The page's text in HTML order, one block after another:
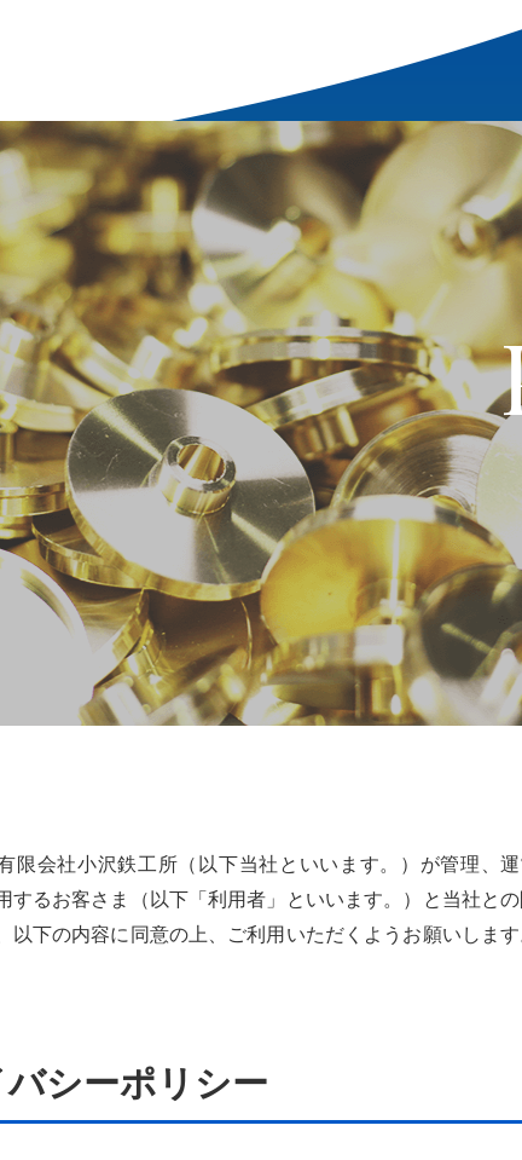
限会社小沢鉄工所（以下当社といいます。）が管理、
するお客さま（以下「利用者」といいます。）と当社と
以下の内容に同意の上、ご利用いただくようお願いしま
バシーポリシー